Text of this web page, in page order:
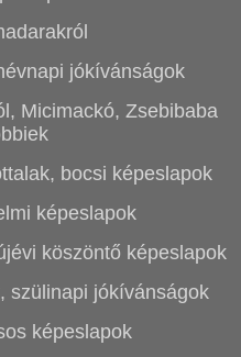
jókívánságok
Micimackó, Zsebibaba
bocsi képeslapok
képeslapok
köszöntő képeslapok
szülinapi jókívánságok
képeslapok